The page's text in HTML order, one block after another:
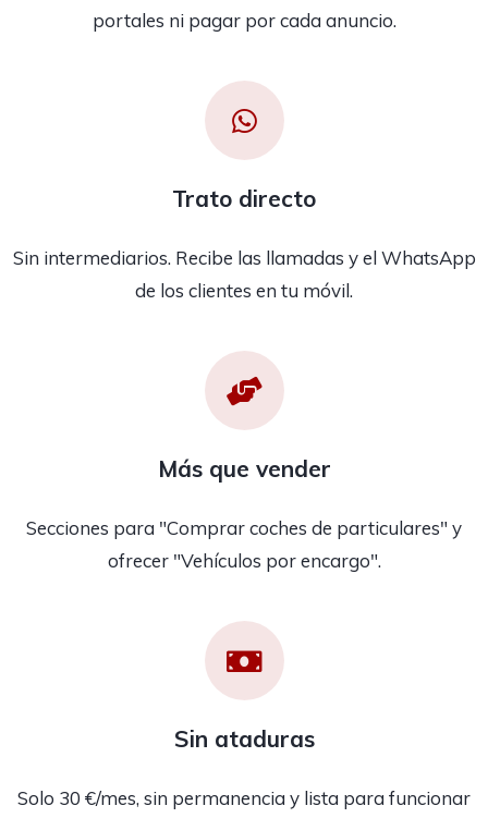
portales ni pagar por cada anuncio.
Trato directo
Sin intermediarios. Recibe las llamadas y el WhatsApp
de los clientes en tu móvil.
Más que vender
Secciones para "Comprar coches de particulares" y
ofrecer "Vehículos por encargo".
Sin ataduras
Solo 30 €/mes, sin permanencia y lista para funcionar